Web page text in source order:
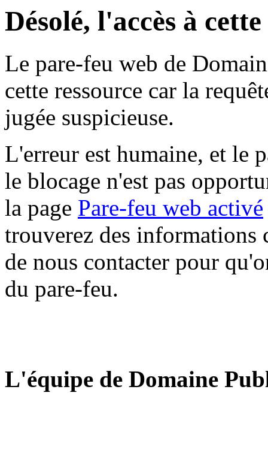
Désolé, l'accès à
Le pare-feu web de
cette ressource car la
jugée suspicieuse.
L'erreur est humaine, et le
le blocage n'est pas
la page Pare-feu web activé
trouverez des informations
de nous contacter pour
du pare-feu.
L'équipe de Domaine